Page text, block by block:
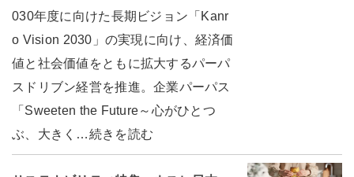
030年度に向けた長期ビジョン「Kanr
o Vision 2030」の実現に向け、経済価
値と社会価値をともに拡大するパーパ
スドリブン経営を推進。企業パーパス
「Sweeten the Future～心がひとつ
ぶ、大きく…続きを読む